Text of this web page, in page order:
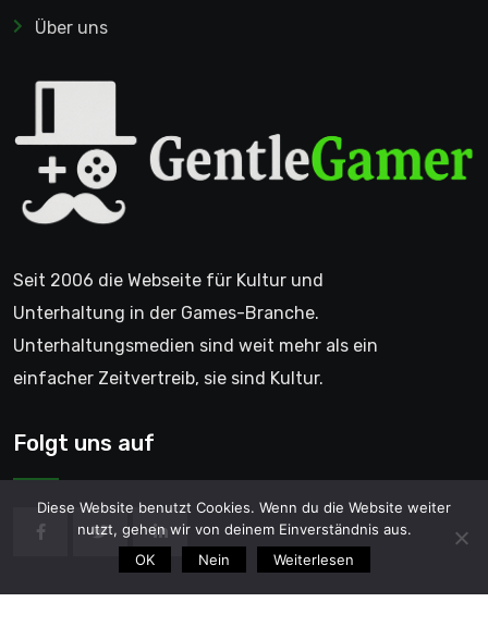
Über uns
Seit 2006 die Webseite für Kultur und
Unterhaltung in der Games-Branche.
Unterhaltungsmedien sind weit mehr als ein
einfacher Zeitvertreib, sie sind Kultur.
Folgt uns auf
Diese Website benutzt Cookies. Wenn du die Website weiter
nutzt, gehen wir von deinem Einverständnis aus.
OK
Nein Weiterlesen